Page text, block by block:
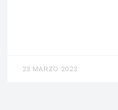
23 MARZO 2023